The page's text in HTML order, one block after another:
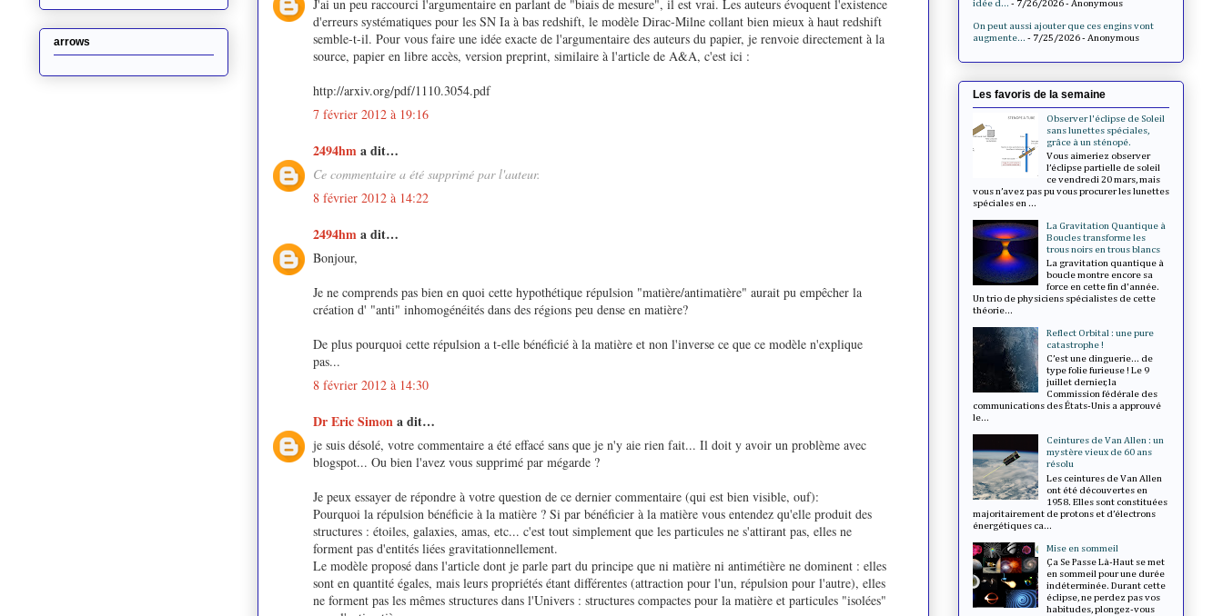
J'ai un peu raccourci l'argumentaire en parlant de "biais de mesure", il est vrai. Les auteurs évoquent l'existence
d'erreurs systématiques pour les SN Ia à bas redshift, le modèle Dirac-Milne collant bien mieux à haut redshift
semble-t-il. Pour vous faire une idée exacte de l'argumentaire des auteurs du papier, je renvoie directement à la
source, papier en libre accès, version preprint, similaire à l'article de A&A, c'est ici :
http://arxiv.org/pdf/1110.3054.pdf
7 février 2012 à 19:16
2494hma dit…
Ce commentaire a été supprimé par l'auteur.
8 février 2012 à 14:22
2494hma dit…
Bonjour,
Je ne comprends pas bien en quoi cette hypothétique répulsion "matière/antimatière" aurait pu empêcher la
création d' "anti" inhomogénéités dans des régions peu dense en matière?
De plus pourquoi cette répulsion a t-elle bénéficié à la matière et non l'inverse ce que ce modèle n'explique
pas...
8 février 2012 à 14:30
Dr Eric Simona dit…
je suis désolé, votre commentaire a été effacé sans que je n'y aie rien fait... Il doit y avoir un problème avec
blogspot... Ou bien l'avez vous supprimé par mégarde ?
Je peux essayer de répondre à votre question de ce dernier commentaire (qui est bien visible, ouf):
Pourquoi la répulsion bénéficie à la matière ? Si par bénéficier à la matière vous entendez qu'elle produit des
structures : étoiles, galaxies, amas, etc... c'est tout simplement que les particules ne s'attirant pas, elles ne
forment pas d'entités liées gravitationnellement.
Le modèle proposé dans l'article dont je parle part du principe que ni matière ni antimétière ne dominent : elles
sont en quantité égales, mais leurs propriétés étant différentes (attraction pour l'un, répulsion pour l'autre), elles
ne forment pas les mêmes structures dans l'Univers : structures compactes pour la matière et particules "isolées"
arrows
idée d... - 7/26/2026- Anonymous
On peut aussi ajouter que ces engins vont
augmente... - 7/25/2026- Anonymous
Les favoris de la semaine
Observer l'éclipse de Soleil
sans lunettes spéciales,
grâce à un sténopé.
Vous aimeriez observer
l’éclipse partielle de soleil
ce vendredi 20 mars, mais
vous n’avez pas pu vous procurer les lunettes
spéciales en ...
La Gravitation Quantique à
Boucles transforme les
trous noirs en trous blancs
La gravitation quantique à
boucle montre encore sa
force en cette fin d'année.
Un trio de physiciens spécialistes de cette
théorie...
Reflect Orbital : une pure
catastrophe !
C’est une dinguerie... de
type folie furieuse ! Le 9
juillet dernier, la
Commission fédérale des
communications des États-Unis a approuvé
le...
Ceintures de Van Allen : un
mystère vieux de 60 ans
résolu
Les ceintures de Van Allen
ont été découvertes en
1958. Elles sont constituées
majoritairement de protons et d’électrons
énergétiques ca...
Mise en sommeil
Ça Se Passe Là-Haut se met
en sommeil pour une durée
indéterminée. Durant cette
éclipse, ne perdez pas vos
habitudes, plongez-vous